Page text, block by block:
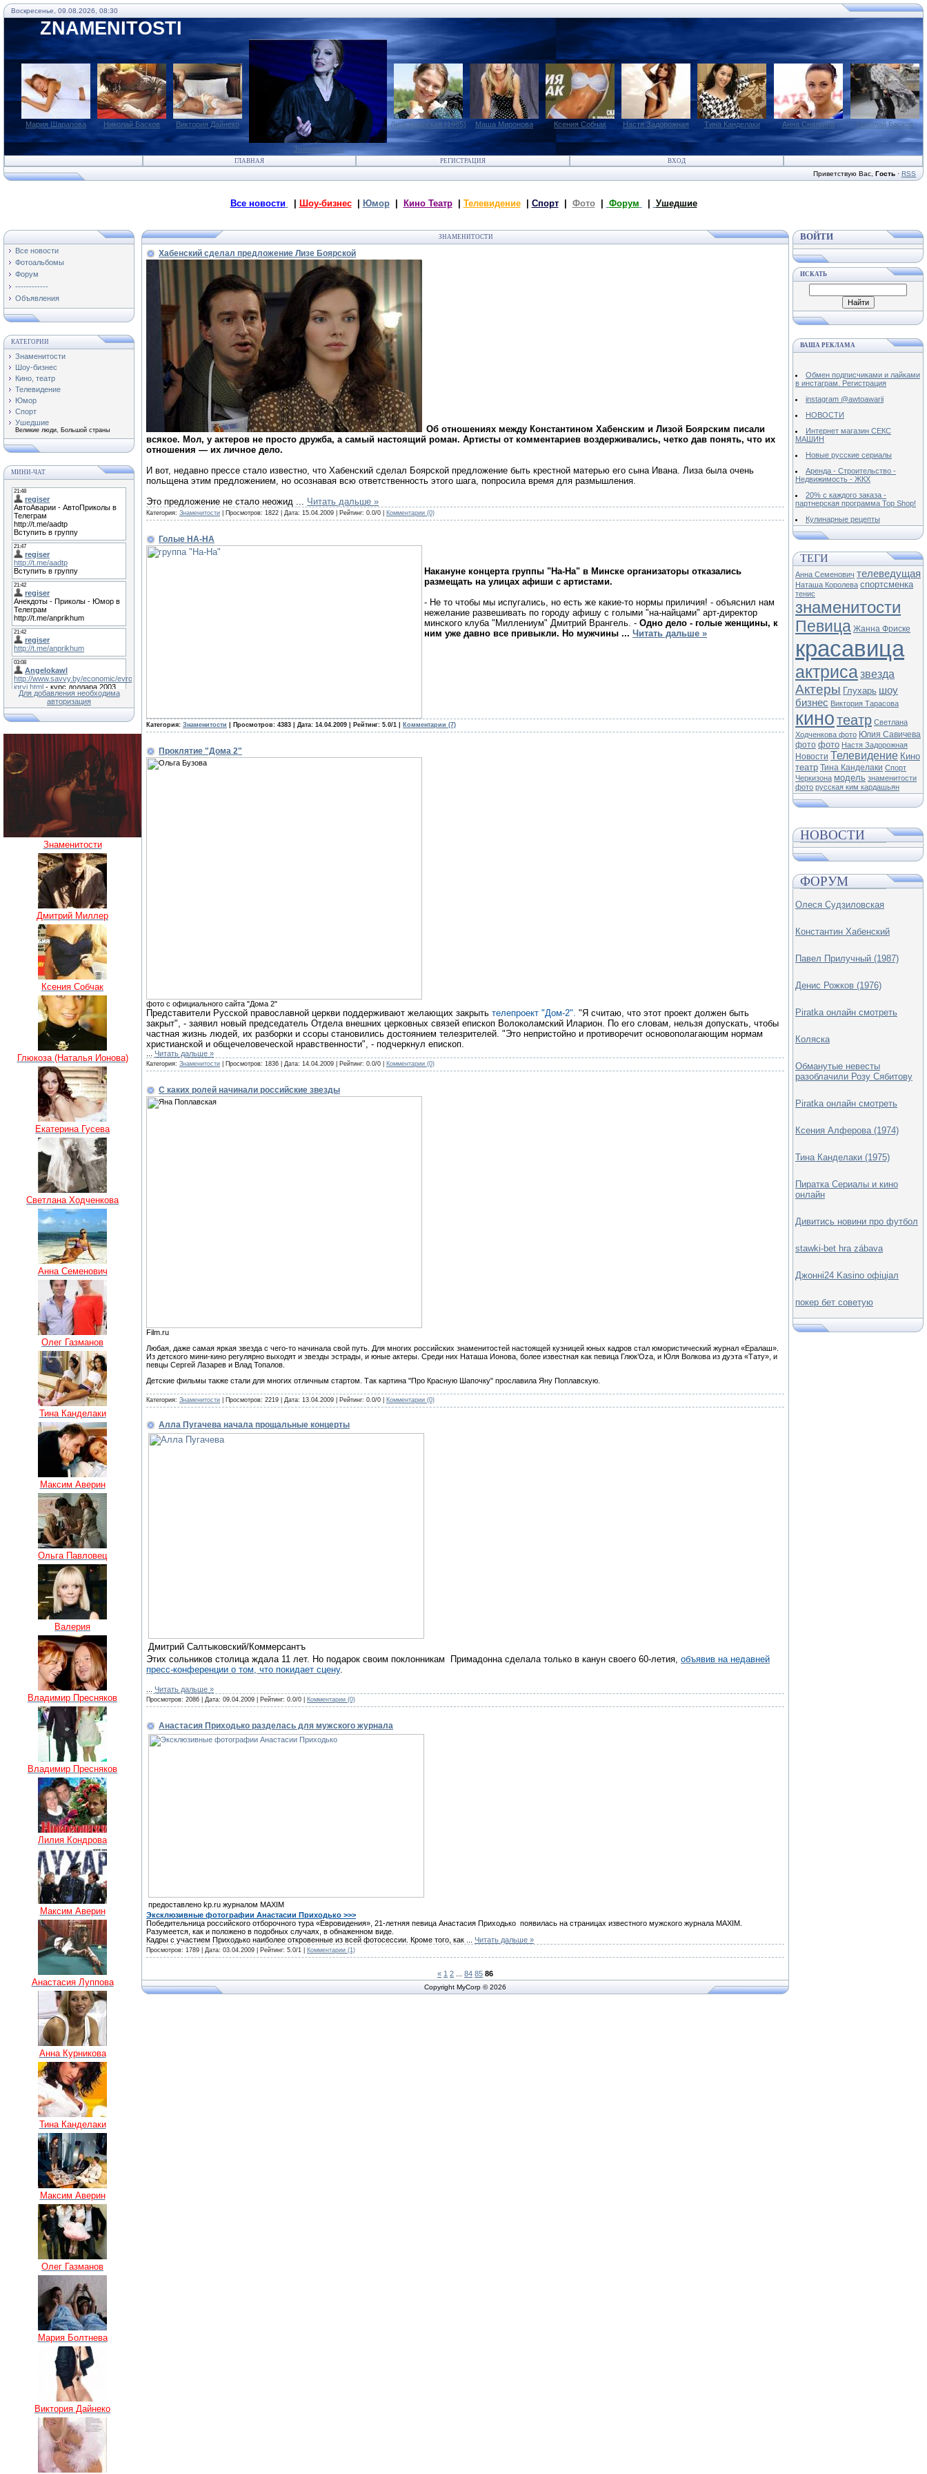
Воскресенье, 09.08.2026, 08:30
ZNAMENITOSTI
Мария Шарапова Николай Басков Виктория Дайнеко
Знаменитости
Лиза Боярская (1985) Маша Миронова Ксения Собчак Настя Задорожная Тина Канделаки Анна Снаткина Николай Басков
ГЛАВНАЯ РЕГИСТРАЦИЯ ВХОД
Приветствую Вас Гость · RSS
Все новости Шоу-бизнес| Юмор| Кино Театр| Телевидение| Спорт| Фото| Форум Ушедшие
Все новости
Фотоальбомы
Форум
------------
Объявления
КАТЕГОРИИ
Знаменитости
Шоу-бизнес
Кино, театр
Телевидение
Юмор
Спорт
Ушедшие
Великие люди, Большой страны
МИНИ-ЧАТ
Для добавления необходима
авторизация
Знаменитости
Дмитрий Миллер
Ксения Собчак
Глюкоза (Наталья Ионова)
Екатерина Гусева
Светлана Ходченкова
Анна Семенович
Олег Газманов
Тина Канделаки
Максим Аверин
Ольга Павловец
Валерия
Владимир Пресняков
Владимир Пресняков
Лилия Кондрова
Максим Аверин
Анастасия Луппова
Анна Курникова
Тина Канделаки
Максим Аверин
Олег Газманов
Мария Болтнева
Виктория Дайнеко
ЗНАМЕНИТОСТИ
Хабенский сделал предложение Лизе Боярской
Об отношениях между Константином Хабенским и Лизой Боярским писали
всякое. Мол, у актеров не просто дружба, а самый настоящий роман. Артисты от комментариев воздерживались, четко дав понять, что их
отношения — их личное дело.
И вот, недавно прессе стало известно, что Хабенский сделал Боярской предложение быть крестной матерью его сына Ивана. Лиза была очень
польщена этим предложением, но осознавая всю ответственность этого шага, попросила время для размышления.
Это предложение не стало неожид
Читать дальше »
Категория: Знаменитости | Просмотров: 1822 | Дата: 15.04.2009 | Рейтинг: 0.0/0 | Комментарии (0)
Голые НА-НА
Накануне концерта группы "На-На" в Минске организаторы отказались
размещать на улицах афиши с артистами.
- Не то чтобы мы испугались, но есть же какие-то нормы приличия! - объяснил нам
нежелание развешивать по городу афишу с голыми "на-найцами" арт-директор
минского клуба "Миллениум" Дмитрий Врангель. - Одно дело - голые женщины, к
ним уже давно все привыкли. Но мужчины ... Читать дальше »
Категория: Знаменитости | Просмотров: 4383 | Дата: 14.04.2009 | Рейтинг: 5.0/1 | Комментарии (7)
Проклятие "Дома 2"
фото с официального сайта "Дома 2"
Представители Русской православной церкви поддерживают желающих закрыть телепроект "Дом-2". "Я считаю, что этот проект должен быть
закрыт", - заявил новый председатель Отдела внешних церковных связей епископ Волоколамский Иларион. По его словам, нельзя допускать, чтобы
частная жизнь людей, их разборки и ссоры становились достоянием телезрителей. "Это непристойно и противоречит основополагающим нормам
христианской и общечеловеческой нравственности", - подчеркнул епископ.
Читать дальше »
Категория: Знаменитости | Просмотров: 1836 | Дата: 14.04.2009 | Рейтинг: 0.0/0 | Комментарии (0)
С каких ролей начинали российские звезды
Film.ru
Любая, даже самая яркая звезда с чего-то начинала свой путь. Для многих российских знаменитостей настоящей кузницей юных кадров стал юмористический журнал «Ералаш».
Из детского мини-кино регулярно выходят и звезды эстрады, и юные актеры. Среди них Наташа Ионова, более известная как певица Глюк’Оzа, и Юля Волкова из дуэта «Тату», и
певцы Сергей Лазарев и Влад Топалов.
Детские фильмы также стали для многих отличным стартом. Так картина "Про Красную Шапочку" прославила Яну Поплавскую.
Категория: Знаменитости | Просмотров: 2219 | Дата: 13.04.2009 | Рейтинг: 0.0/0 | Комментарии (0)
Алла Пугачева начала прощальные концерты
Дмитрий Салтыковский/Коммерсантъ
Этих сольников столица ждала 11 лет. Но подарок своим поклонникам Примадонна сделала только в канун своего 60-летия, объявив на недавней
пресс-конференции о том, что покидает сцену.
Читать дальше »
Просмотров: 2086 | Дата: 09.04.2009 | Рейтинг: 0.0/0 | Комментарии (0)
Анастасия Приходько разделась для мужского журнала
предоставлено kp.ru журналом MAXIM
Эксклюзивные фотографии Анастасии Приходько >>>
Победительница российского отборочного тура «Евровидения», 21-летняя певица Анастасия Приходько появилась на страницах известного мужского журнала MAXIM.
Разумеется, как и положено в подобных случаях, в обнаженном виде.
Кадры с участием Приходько наиболее откровенные из всей фотосессии. Кроме того, как
Читать дальше »
Просмотров: 1789 | Дата: 03.04.2009 | Рейтинг: 5.0/1 | Комментарии (1)
« 1 2 84 85 86
Copyright MyCorp © 2026
ВОЙТИ
ИСКАТЬ
ВАША РЕКЛАМА
Обмен подписчиками и лайками
в инстаграм. Регистрация
instagram @awtoawarii
НОВОСТИ
Интернет магазин СЕКС
МАШИН
Новые русские сериалы
Аренда - Строительство -
Недвижимость - ЖКХ
20% с каждого заказа -
партнерская программа Top Shop!
Кулинарные рецепты
ТЕГИ
Анна Семенович телеведущая
Наташа Королева спортсменка
тенис
знаменитости
Певица Жанна Фриске
красавица
актрисазвезда
Актеры Глухарь шоу
бизнес Виктория Тарасова
кинотеатр Светлана
Ходченкова фото Юлия Савичева
фото фото Настя Задорожная
Новости Телевидение Кино
театр Тина Канделаки Спорт
Черкизона модель знаменитости
фото русская ким кардашьян
НОВОСТИ
ФОРУМ
Олеся Судзиловская
Константин Хабенский
Павел Прилучный (1987)
Денис Рожков (1976)
Piratka онлайн смотреть
Коляска
Обманутые невесты
разоблачили Розу Сябитову
Piratka онлайн смотреть
Ксения Алферова (1974)
Тина Канделаки (1975)
Пиратка Сериалы и кино
онлайн
Дивитись новини про футбол
stawki-bet hra zábava
Джонні24 Kasino офіціал
покер бет советую